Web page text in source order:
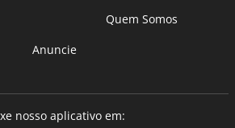
Quem Somos
Anuncie
nosso aplicativo em: